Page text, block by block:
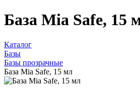
База Mia Safe, 15
Каталог
Базы
Базы прозрачные
База Mia Safe, 15 мл